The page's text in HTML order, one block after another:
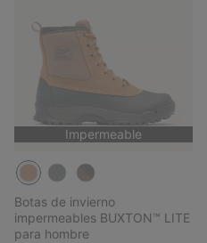
Impermeable
Botas de invierno
impermeables BUXTON™ LITE
para hombre